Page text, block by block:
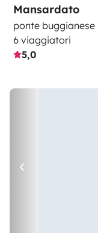
Mansardato
ponte buggianese
6 viaggiatori
5,0